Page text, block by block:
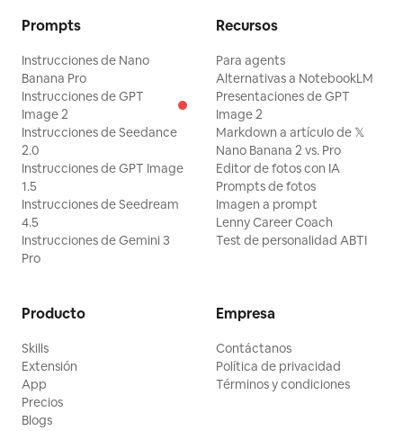
Prompts
Instrucciones de Nano
Banana Pro
Instrucciones de GPT
Image 2
Instrucciones de Seedance
2.0
Instrucciones de GPT Image
1.5
Instrucciones de Seedream
4.5
Instrucciones de Gemini 3
Pro
Recursos
Para agents
Alternativas a NotebookLM
Presentaciones de GPT
Image 2
Markdown a artículo de 𝕏
Nano Banana 2 vs. Pro
Editor de fotos con IA
Prompts de fotos
Imagen a prompt
Lenny Career Coach
Test de personalidad ABTI
Producto
Skills
Extensión
App
Precios
Blogs
Empresa
Contáctanos
Política de privacidad
Términos y condiciones